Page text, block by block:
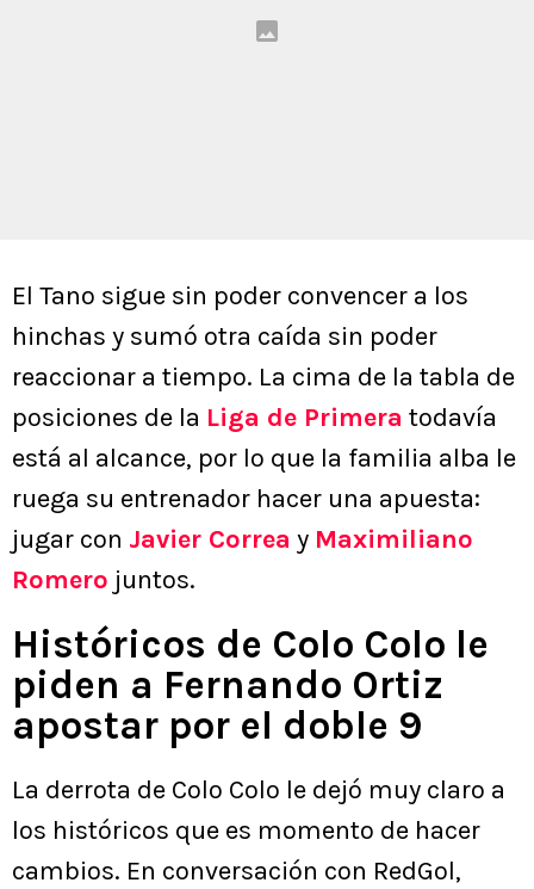
El Tano sigue sin poder convencer a los
hinchas y sumó otra caída sin poder
reaccionar a tiempo. La cima de la tabla de
posiciones de la Liga de Primera todavía
está al alcance, por lo que la familia alba le
ruega su entrenador hacer una apuesta:
jugar con Javier Correa y Maximiliano
Romero juntos.
Históricos de Colo Colo le
piden a Fernando Ortiz
apostar por el doble 9
La derrota de Colo Colo le dejó muy claro a
los históricos que es momento de hacer
cambios. En conversación con RedGol,